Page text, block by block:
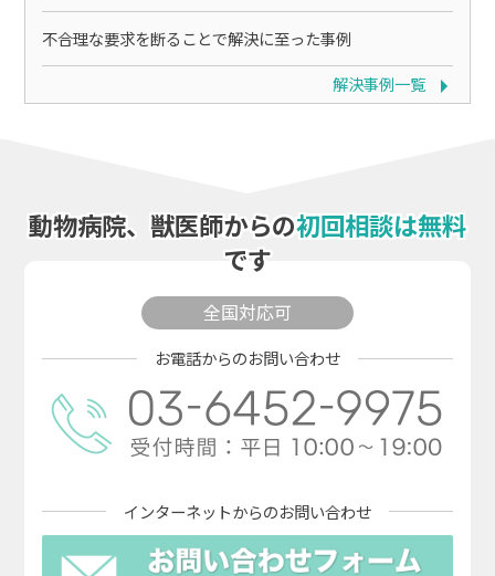
不合理な要求を断ることで解決に至った事例
解決事例一覧
動物病院、獣医師からの初回相談は無料
です
全国対応可
お電話からのお問い合わせ
インターネットからのお問い合わせ